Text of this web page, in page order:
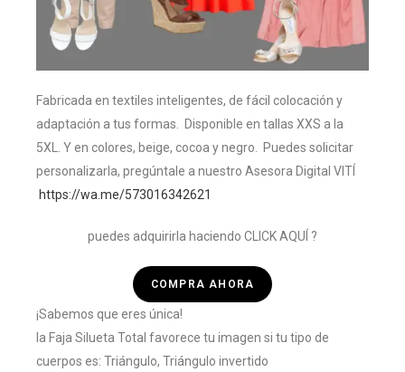
Fabricada en textiles inteligentes, de fácil colocación y
adaptación a tus formas. Disponible en tallas XXS a la
5XL. Y en colores, beige, cocoa y negro. Puedes solicitar
personalizarla, pregúntale a nuestro Asesora Digital VITÍ
https://wa.me/573016342621
puedes adquirirla haciendo CLICK AQUÍ ?
COMPRA AHORA
¡Sabemos que eres única!
la Faja Silueta Total favorece tu imagen si tu tipo de
cuerpos es: Triángulo, Triángulo invertido